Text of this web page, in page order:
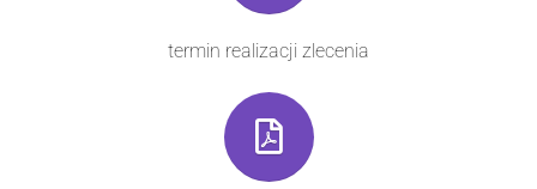
termin realizacji zlecenia